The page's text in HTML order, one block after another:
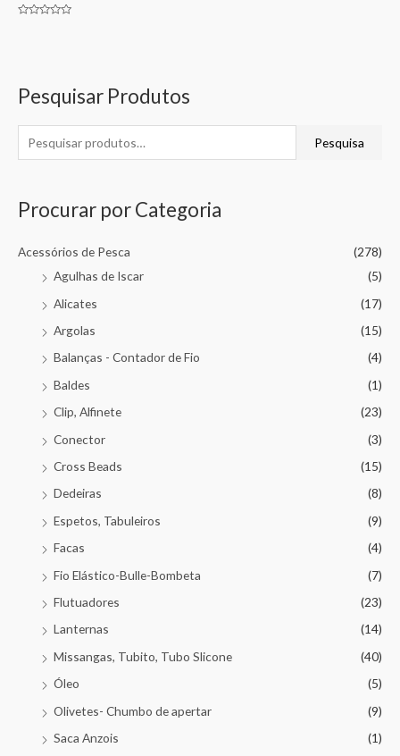
Pesquisar Produtos
Pesquisa
Procurar por Categoria
Acessórios de Pesca
(278)
Agulhas de Iscar
(5)
Alicates
(17)
Argolas
(15)
Balanças - Contador de Fio
(4)
Baldes
(1)
Clip, Alfinete
(23)
Conector
(3)
Cross Beads
(15)
Dedeiras
(8)
Espetos, Tabuleiros
(9)
Facas
(4)
Fio Elástico-Bulle-Bombeta
(7)
Flutuadores
(23)
Lanternas
(14)
Missangas, Tubito, Tubo Slicone
(40)
Óleo
(5)
Olivetes- Chumbo de apertar
(9)
Saca Anzois
(1)